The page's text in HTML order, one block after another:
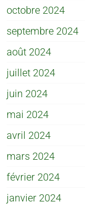
octobre 2024
septembre 2024
août 2024
juillet 2024
juin 2024
mai 2024
avril 2024
mars 2024
février 2024
janvier 2024